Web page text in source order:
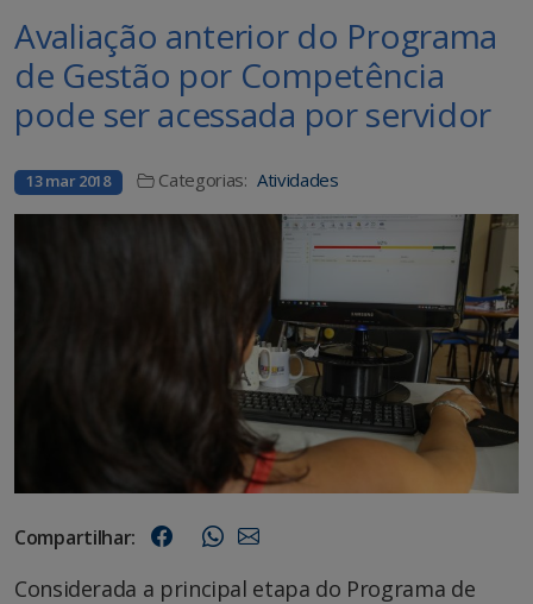
Avaliação anterior do Programa
de Gestão por Competência
pode ser acessada por servidor
13 mar 2018 Categorias: Atividades
Compartilhar:
Considerada a principal etapa do Programa de